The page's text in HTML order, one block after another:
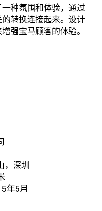
种氛围和体验，通过
转换连接起来。设计
强宝马顾客的体验。
，深圳
年5月